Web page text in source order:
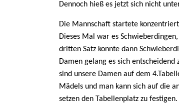
Dennoch hieß es jetzt sich nicht
Die Mannschaft startete
Dieses Mal war es
dritten Satz konnte dann
Damen gelang es sich
sind unsere Damen auf dem
Mädels und man kann sich auf die
setzen den Tabellenplatz zu festigen.